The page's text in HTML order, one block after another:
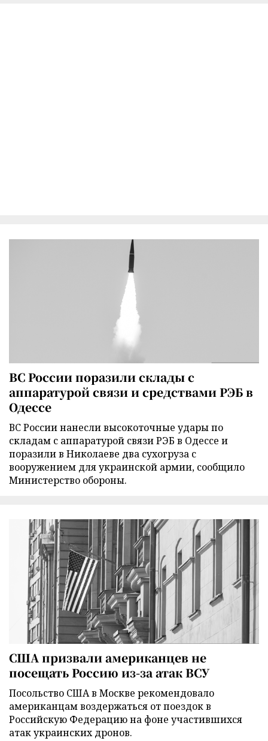
ВС России поразили склады с
аппаратурой связи и средствами РЭБ в
Одессе
ВС России нанесли высокоточные удары по
складам с аппаратурой связи РЭБ в Одессе и
поразили в Николаеве два сухогруза с
вооружением для украинской армии, сообщило
Министерство обороны.
США призвали американцев не
посещать Россию из-за атак ВСУ
Посольство США в Москве рекомендовало
американцам воздержаться от поездок в
Российскую Федерацию на фоне участившихся
атак украинских дронов.